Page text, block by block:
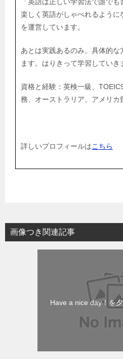
楽しく英語がしゃべれるよう
を運営しています。
あとは実践あるのみ。具体的
ます。はりきって学習していき
資格と経験：英検一級、
務、オーストラリア、アメリカ
詳しいプロフィールはこちら
画像つき関連記事
Have a nice day！を